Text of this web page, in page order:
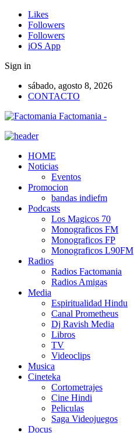
Likes
Followers
Followers
iOS App
Sign in
sábado, agosto 8, 2026
CONTACTO
Factomania -
HOME
Noticias
Eventos
Promocion
bandas indiefm
Podcasts
Los Magicos 70
Monograficos FM
Monograficos FP
Monograficos L90FM
Radios
Radios Factomania
Radios Amigas
Media
Espiritualidad Hindu
Canal Prometheus
Dj Ravish Media
Libros
TV
Videoclips
Musica
Cineteka
Cortometrajes
Cine Hindi
Peliculas
Saga Videojuegos
Docus